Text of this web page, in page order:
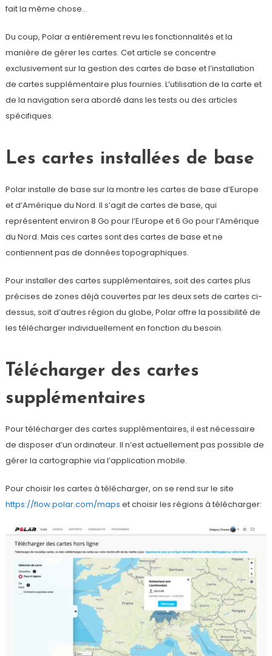
fait la même chose…
Du coup, Polar a entièrement revu les fonctionnalités et la
manière de gérer les cartes. Cet article se concentre
exclusivement sur la gestion des cartes de base et l’installation
de cartes supplémentaire plus fournies. L’utilisation de la carte et
de la navigation sera abordé dans les tests ou des articles
spécifiques.
Les cartes installées de base
Polar installe de base sur la montre les cartes de base d’Europe
et d’Amérique du Nord. Il s’agit de cartes de base, qui
représentent environ 8 Go pour l’Europe et 6 Go pour l’Amérique
du Nord. Mais ces cartes sont des cartes de base et ne
contiennent pas de données topographiques.
Pour installer des cartes supplémentaires, soit des cartes plus
précises de zones déjà couvertes par les deux sets de cartes ci-
dessus, soit d’autres région du globe, Polar offre la possibilité de
les télécharger individuellement en fonction du besoin.
Télécharger des cartes
supplémentaires
Pour télécharger des cartes supplémentaires, il est nécessaire
de disposer d’un ordinateur. Il n’est actuellement pas possible de
gérer la cartographie via l’application mobile.
Pour choisir les cartes à télécharger, on se rend sur le site
https://flow.polar.com/maps et choisir les régions à télécharger: